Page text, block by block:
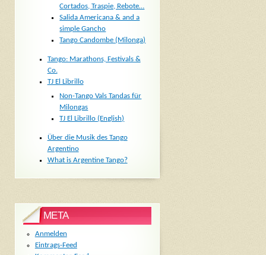
Cortados, Traspie, Rebote…
Salida Americana & and a
simple Gancho
Tango Candombe (Milonga)
Tango: Marathons, Festivals &
Co.
TJ El Librillo
Non-Tango Vals Tandas für
Milongas
TJ El Librillo (English)
Über die Musik des Tango
Argentino
What is Argentine Tango?
META
Anmelden
Eintrags-Feed